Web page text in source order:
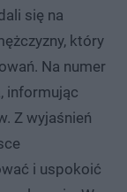
się na
który
Na numer
informując
Z wyjaśnień
i uspokoić